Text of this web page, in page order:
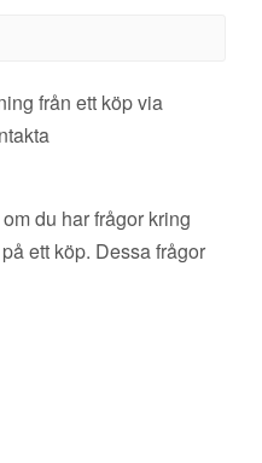
från ett köp via
du har frågor kring
ett köp. Dessa frågor